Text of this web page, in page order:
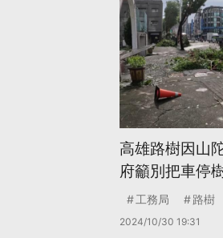
高雄路樹因山
府籲別把車停
工務局 路樹
2024/10/30 19:31